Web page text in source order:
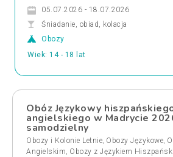
05.07.2026 - 18.07.2026
Śniadanie, obiad, kolacja
Obozy
Wiek: 14 - 18 lat
Obóz Językowy
angielskiego w Madrycie
samodzielny
Obozy i Kolonie Letnie, Obozy Językowe,
Angielskim, Obozy z Językiem